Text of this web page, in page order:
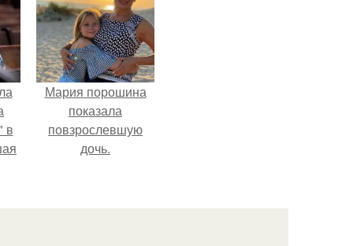
в
Мария порошина
показала
повзрослевшую
дочь.